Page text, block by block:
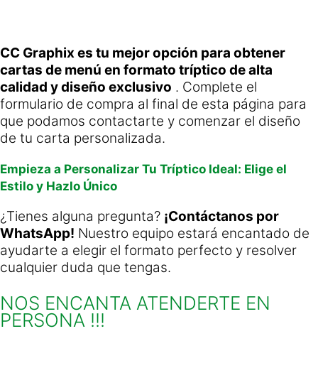
CC Graphix es tu mejor opción para obtener
cartas de menú en formato tríptico de alta
calidad y diseño exclusivo . Complete el
formulario de compra al final de esta página para
que podamos contactarte y comenzar el diseño
de tu carta personalizada.
Empieza a Personalizar Tu Tríptico Ideal: Elige el
Estilo y Hazlo Único
¿Tienes alguna pregunta? ¡Contáctanos por
WhatsApp! Nuestro equipo estará encantado de
ayudarte a elegir el formato perfecto y resolver
cualquier duda que tengas.
NOS ENCANTA ATENDERTE EN
PERSONA !!!